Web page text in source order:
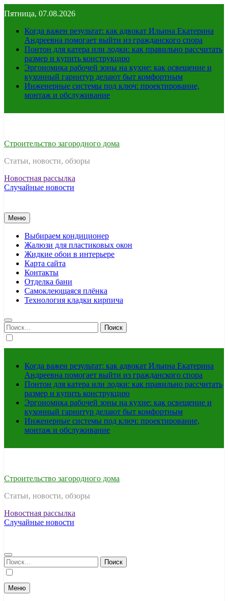
к
содержимому
Пятница, 07.08.2026
Когда важен результат: как адвокат Ильина Екатерина
Андреевна помогает выйти из гражданского спора
Понтон для катера или лодки: как правильно рассчитать
размер и купить конструкцию
Эргономика рабочей зоны на кухне: как освещение и
кухонный гарнитур делают быт комфортным
Инженерные системы под ключ: проектирование,
монтаж и обслуживание
Строительство загородного дома
Статьи, новости, обзоры
Новостная рассылка
Случайные новости
Меню
Выбираем кондиционер
Жалюзи для пластиковых окон
Жидкие обои в интерьере
Карта сайта
Контакты
Отделка бани
Самоклеющаяся плёнка
Технология кладки кирпича
Найти:
Когда важен результат: как адвокат Ильина Екатерина
Андреевна помогает выйти из гражданского спора
Понтон для катера или лодки: как правильно рассчитать
размер и купить конструкцию
Эргономика рабочей зоны на кухне: как освещение и
кухонный гарнитур делают быт комфортным
Инженерные системы под ключ: проектирование,
монтаж и обслуживание
Строительство загородного дома
Статьи, новости, обзоры
Новостная рассылка
Случайные новости
Найти:
Меню